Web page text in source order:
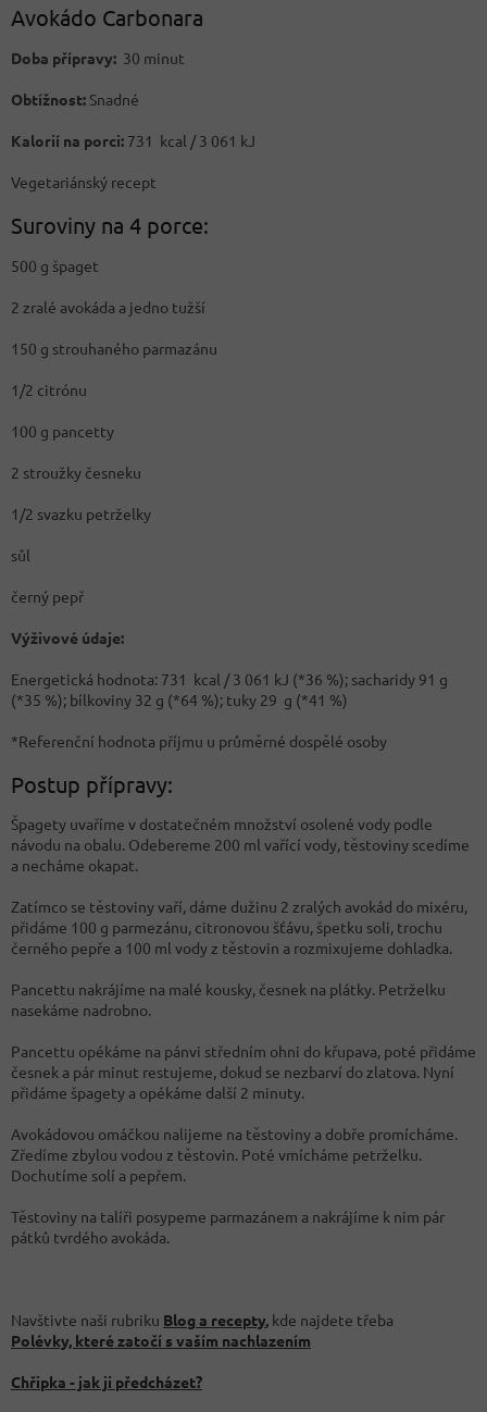
Avokádo Carbonara
Doba přípravy: 30 minut
Obtížnost: Snadné
Kalorií na porci: 731 kcal / 3 061 kJ
Vegetariánský recept
Suroviny na 4 porce:
500 g špaget
2 zralé avokáda a jedno tužší
150 g strouhaného parmazánu
1/2 citrónu
100 g pancetty
2 stroužky česneku
1/2 svazku petrželky
sůl
černý pepř
Výživové údaje:
Energetická hodnota: 731 kcal / 3 061 kJ (*36 %); sacharidy 91 g
(*35 %); bílkoviny 32 g (*64 %); tuky 29 g (*41 %)
*Referenční hodnota příjmu u průměrné dospělé osoby
Postup přípravy:
Špagety uvaříme v dostatečném množství osolené vody podle
návodu na obalu. Odebereme 200 ml vařící vody, těstoviny scedíme
a necháme okapat.
Zatímco se těstoviny vaří, dáme dužinu 2 zralých avokád do mixéru,
přidáme 100 g parmezánu, citronovou šťávu, špetku soli, trochu
černého pepře a 100 ml vody z těstovin a rozmixujeme dohladka.
Pancettu nakrájíme na malé kousky, česnek na plátky. Petrželku
nasekáme nadrobno.
Pancettu opékáme na pánvi středním ohni do křupava, poté přidáme
česnek a pár minut restujeme, dokud se nezbarví do zlatova. Nyní
přidáme špagety a opékáme další 2 minuty.
Avokádovou omáčkou nalijeme na těstoviny a dobře promícháme.
Zředíme zbylou vodou z těstovin. Poté vmícháme petrželku.
Dochutíme solí a pepřem.
Těstoviny na talíři posypeme parmazánem a nakrájíme k nim pár
pátků tvrdého avokáda.
Navštivte naši rubriku Blog a recepty, kde najdete třeba
Polévky, které zatočí s vaším nachlazením
Chřipka - jak ji předcházet?